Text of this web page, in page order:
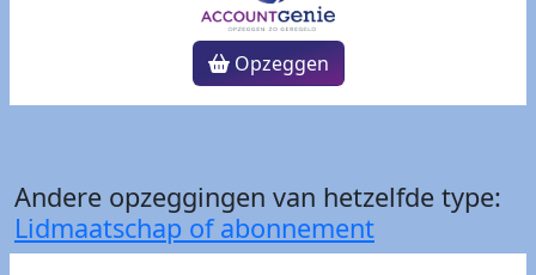
Opzeggen
Andere opzeggingen van hetzelfde type:
Lidmaatschap of abonnement